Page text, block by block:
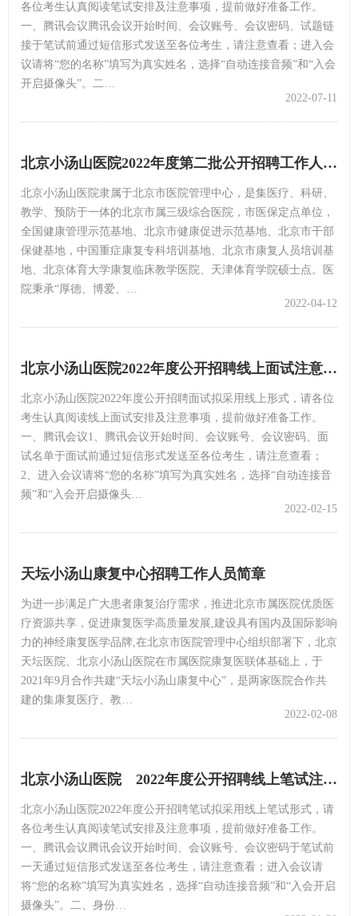
2022-07-11
各位考生认真阅读笔试安排及注意事项，提前做好准备工作。
一、腾讯会议腾讯会议开始时间、会议账号、会议密码、试题链
接于笔试前通过短信形式发送至各位考生，请注意查看；进入会
议请将“您的名称”填写为真实姓名，选择“自动连接音频”和“入会
开启摄像头”。二…
北京小汤山医院2022年度第二批公开招聘工作人员公告
2022-04-12
北京小汤山医院隶属于北京市医院管理中心，是集医疗、科研、
教学、预防于一体的北京市属三级综合医院，市医保定点单位，
全国健康管理示范基地、北京市健康促进示范基地、北京市干部
保健基地，中国重症康复专科培训基地、北京市康复人员培训基
地、北京体育大学康复临床教学医院、天津体育学院硕士点。医
院秉承“厚德、博爱、…
北京小汤山医院2022年度公开招聘线上面试注意事项
2022-02-15
北京小汤山医院2022年度公开招聘面试拟采用线上形式，请各位
考生认真阅读线上面试安排及注意事项，提前做好准备工作。
一、腾讯会议1、腾讯会议开始时间、会议账号、会议密码、面
试名单于面试前通过短信形式发送至各位考生，请注意查看；
2、进入会议请将“您的名称”填写为真实姓名，选择“自动连接音
频”和“入会开启摄像头…
天坛小汤山康复中心招聘工作人员简章
2022-02-08
为进一步满足广大患者康复治疗需求，推进北京市属医院优质医
疗资源共享，促进康复医学高质量发展,建设具有国内及国际影响
力的神经康复医学品牌,在北京市医院管理中心组织部署下，北京
天坛医院、北京小汤山医院在市属医院康复医联体基础上，于
2021年9月合作共建“天坛小汤山康复中心”，是两家医院合作共
建的集康复医疗、教…
北京小汤山医院 2022年度公开招聘线上笔试注意事项
北京小汤山医院2022年度公开招聘笔试拟采用线上笔试形式，请
各位考生认真阅读笔试安排及注意事项，提前做好准备工作。
一、腾讯会议腾讯会议开始时间、会议账号、会议密码于笔试前
一天通过短信形式发送至各位考生，请注意查看；进入会议请
将“您的名称”填写为真实姓名，选择“自动连接音频”和“入会开启
摄像头”。二、身份…